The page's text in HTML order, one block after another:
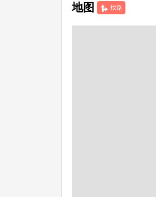
地图 找路